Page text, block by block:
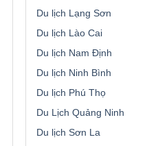
Du lịch Lạng Sơn
Du lịch Lào Cai
Du lịch Nam Định
Du lịch Ninh Bình
Du lịch Phú Thọ
Du Lịch Quảng Ninh
Du lịch Sơn La